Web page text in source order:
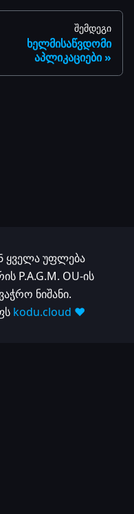
შემდეგი
ხელმისაწვდომი
აპლიკაციები
ყველა უფლება
P.A.G.M. OU-ის
ნიშანი.
kodu.cloud ❤️